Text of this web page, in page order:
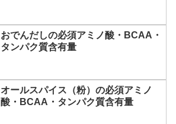
おでんだしの必須アミノ酸・BCAA・
タンパク質含有量
オールスパイス（粉）の必須アミノ
酸・BCAA・タンパク質含有量